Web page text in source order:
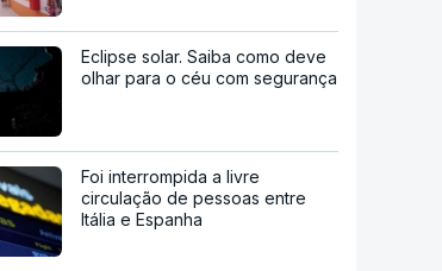
Eclipse solar. Saiba como deve
olhar para o céu com segurança
Foi interrompida a livre
circulação de pessoas entre
Itália e Espanha